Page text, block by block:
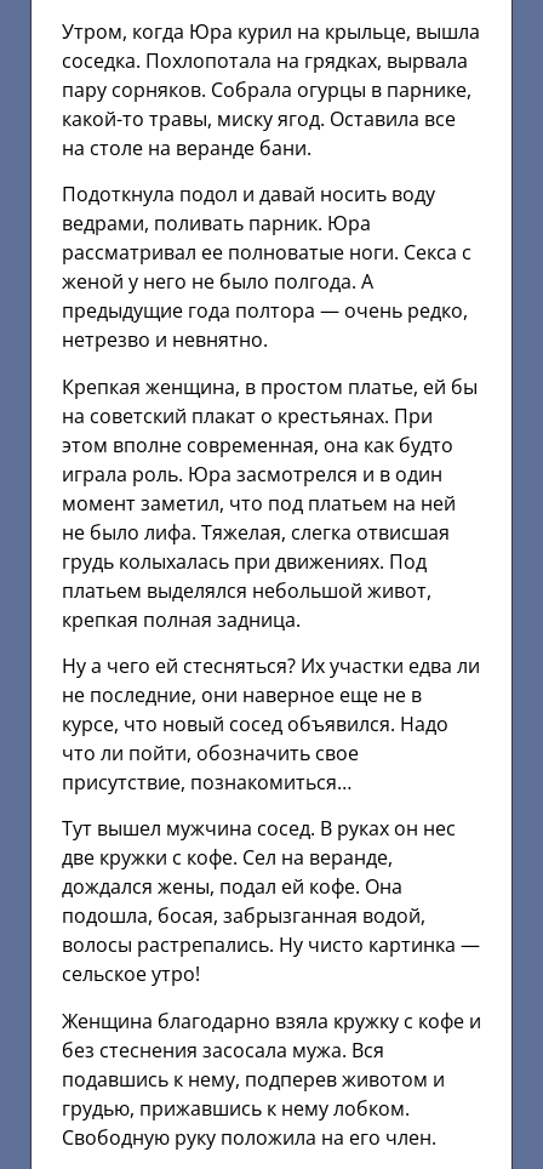
Утром, когда Юра курил на крыльце, вышла
соседка. Похлопотала на грядках, вырвала
пару сорняков. Собрала огурцы в парнике,
какой-то травы, миску ягод. Оставила все
на столе на веранде бани.
Подоткнула подол и давай носить воду
ведрами, поливать парник. Юра
рассматривал ее полноватые ноги. Секса с
женой у него не было полгода. А
предыдущие года полтора — очень редко,
нетрезво и невнятно.
Крепкая женщина, в простом платье, ей бы
на советский плакат о крестьянах. При
этом вполне современная, она как будто
играла роль. Юра засмотрелся и в один
момент заметил, что под платьем на ней
не было лифа. Тяжелая, слегка отвисшая
грудь колыхалась при движениях. Под
платьем выделялся небольшой живот,
крепкая полная задница.
Ну а чего ей стесняться? Их участки едва ли
не последние, они наверное еще не в
курсе, что новый сосед объявился. Надо
что ли пойти, обозначить свое
присутствие, познакомиться…
Тут вышел мужчина сосед. В руках он нес
две кружки с кофе. Сел на веранде,
дождался жены, подал ей кофе. Она
подошла, босая, забрызганная водой,
волосы растрепались. Ну чисто картинка —
сельское утро!
Женщина благодарно взяла кружку с кофе и
без стеснения засосала мужа. Вся
подавшись к нему, подперев животом и
грудью, прижавшись к нему лобком.
Свободную руку положила на его член.